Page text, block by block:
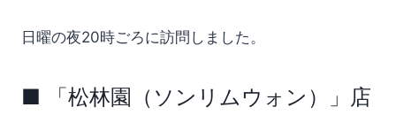
日曜の夜20時ごろに訪問しました。
■ 「松林園（ソンリムウォン）」店